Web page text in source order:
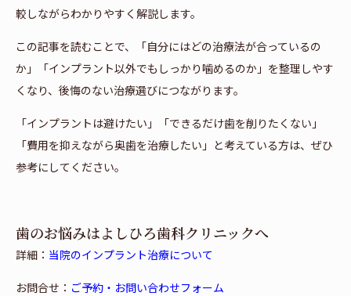
較しながらわかりやすく解説します。
この記事を読むことで、「自分にはどの治療法が合っているの
か」「インプラント以外でもしっかり噛めるのか」を整理しやす
くなり、後悔のない治療選びにつながります。
「インプラントは避けたい」「できるだけ歯を削りたくない」
「費用を抑えながら奥歯を治療したい」と考えている方は、ぜひ
参考にしてください。
歯のお悩みはよしひろ歯科クリニックへ
詳細： 当院のインプラント治療について
お問合せ： ご予約・お問い合わせフォーム